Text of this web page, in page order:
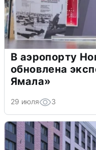
В аэропорту
обновлена
Ямала»
29 июля 3